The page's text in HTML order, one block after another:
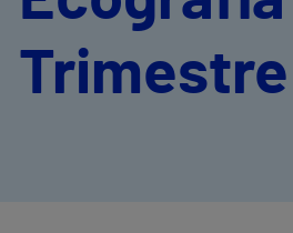
Trimestre